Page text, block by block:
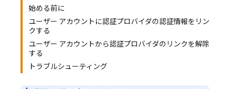
始める前に
ユーザー アカウントに認証プロバイダの認証情報をリン
クする
ユーザー アカウントから認証プロバイダのリンクを解除
する
トラブルシューティング